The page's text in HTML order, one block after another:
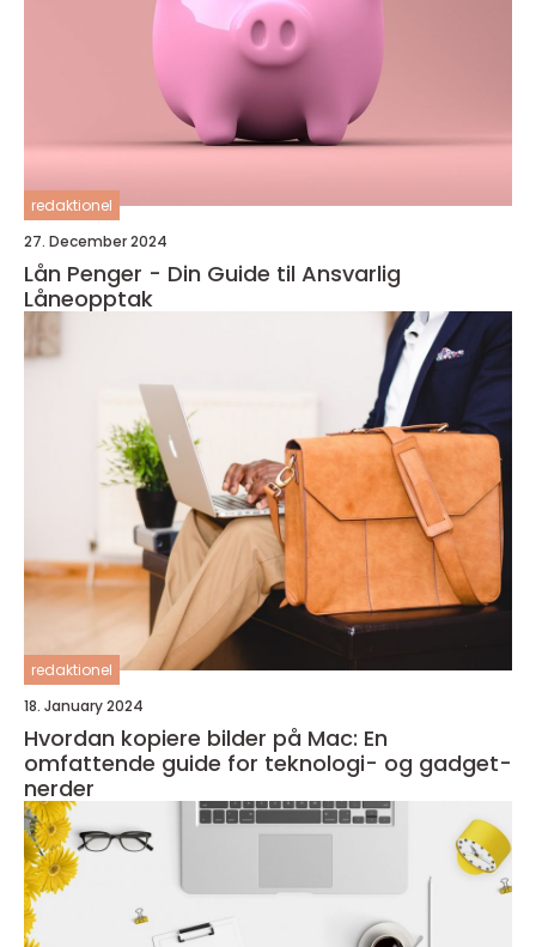
redaktionel
27. December 2024
Lån Penger - Din Guide til Ansvarlig
Låneopptak
redaktionel
18. January 2024
Hvordan kopiere bilder på Mac: En
omfattende guide for teknologi- og gadget-
nerder